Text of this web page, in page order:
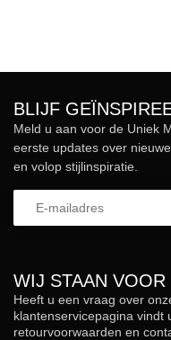
WIJ STAAN VOOR
Heeft u een vraag over
klantenservicepagina vindt
retourvoorwaarden en
BLIJF
Meld u aan voor de Uniek
eerste updates over
en volop stijlinspiratie.